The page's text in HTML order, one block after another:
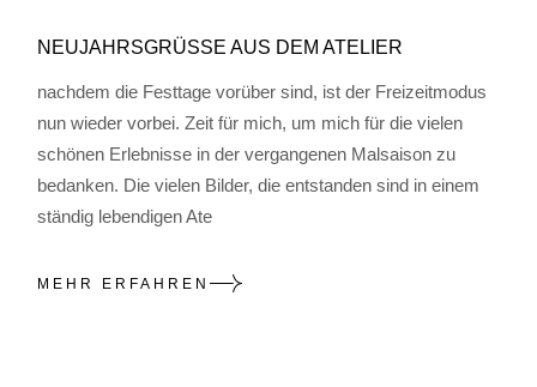
NEUJAHRSGRÜSSE AUS DEM ATELIER
nachdem die Festtage vorüber sind, ist der Freizeitmodus
nun wieder vorbei. Zeit für mich, um mich für die vielen
schönen Erlebnisse in der vergangenen Malsaison zu
bedanken. Die vielen Bilder, die entstanden sind in einem
ständig lebendigen Ate
MEHR ERFAHREN